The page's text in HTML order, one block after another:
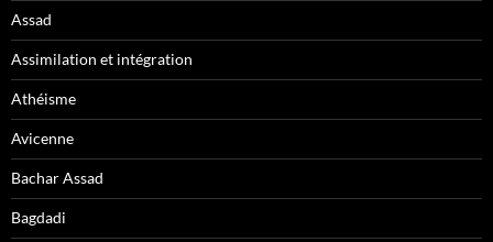
Assad
Assimilation et intégration
Athéisme
Avicenne
Bachar Assad
Bagdadi